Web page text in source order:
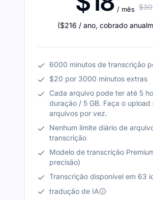
/ mês $30
($216 / ano, cobrado
6000 minutos de transcrição
$20 por 3000 minutos extras
Cada arquivo pode ter até 5
duração / 5 GB. Faça o upload
arquivos por vez.
Nenhum limite diário de
transcrição
Modelo de transcrição
precisão)
Transcrição disponível em 63
tradução de IA